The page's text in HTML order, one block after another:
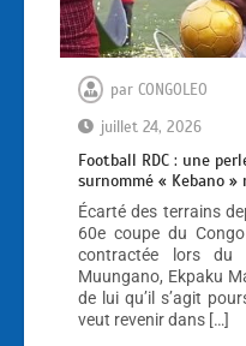
par CONGOLEO
juillet 24, 2026
Football RDC : une
surnommé « Kebano »
Écarté des terrains
60e coupe du
contractée lors du
Muungano, Ekpaku
de lui qu’il s’agit
veut revenir dans […]